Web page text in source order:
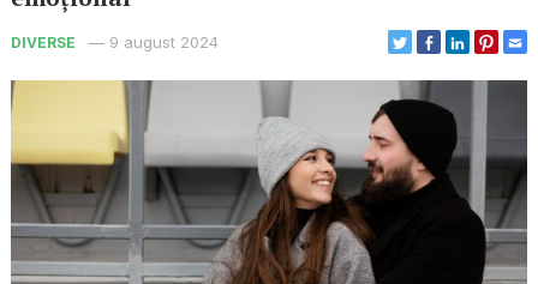
DIVERSE — 9 august 2024